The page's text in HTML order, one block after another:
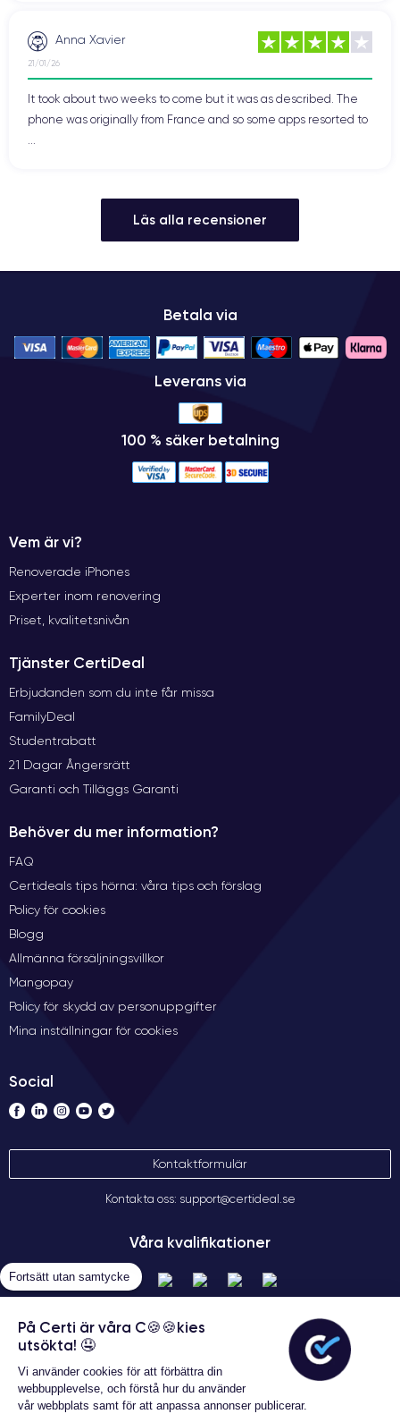
Anna Xavier
21/01/26
It took about two weeks to come but it was as described. The
phone was originally from France and so some apps resorted to
Läs alla recensioner
Betala via
Leverans via
100 % säker betalning
Vem är vi?
Renoverade iPhones
Experter inom renovering
Priset, kvalitetsnivån
Tjänster CertiDeal
Erbjudanden som du inte får missa
FamilyDeal
Studentrabatt
21 Dagar Ångersrätt
Garanti och Tilläggs Garanti
Behöver du mer information?
FAQ
Certideals tips hörna: våra tips och förslag
Policy för cookies
Blogg
Allmänna försäljningsvillkor
Mangopay
Policy för skydd av personuppgifter
Mina inställningar för cookies
Social
Kontaktformulär
Kontakta oss: support@certideal.se
Våra kvalifikationer
Allmänna försäljningsvillkor
Fortsätt utan samtycke
På Certi är våra C🍪🍪kies
utsökta! 🤤
Vi använder cookies för att förbättra din
webbupplevelse, och förstå hur du använder
vår webbplats samt för att anpassa annonser publicerar.